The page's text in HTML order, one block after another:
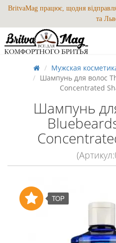
BritvaMag працює, щодня
та
Мужская
Шампунь для волос
Concentrated
Шампунь
TOP